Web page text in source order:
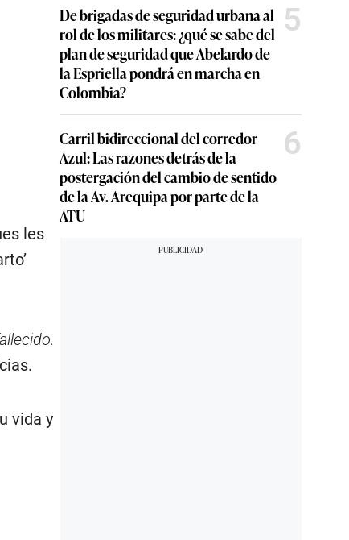
les
vida y
De brigadas de seguridad urbana al
rol de los militares: ¿qué se sabe del
plan de seguridad que Abelardo de
la Espriella pondrá en marcha en
Colombia?
5
Carril bidireccional del corredor
Azul: Las razones detrás de la
postergación del cambio de sentido
de la Av. Arequipa por parte de la
ATU
6